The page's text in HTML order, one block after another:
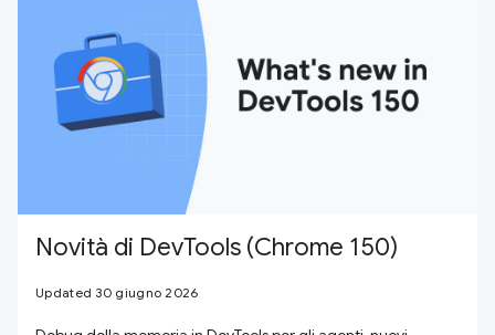
Novità di DevTools (Chrome 150)
Updated 30 giugno 2026